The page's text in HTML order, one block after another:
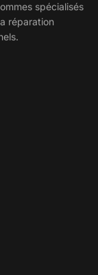
spécialisés
réparation